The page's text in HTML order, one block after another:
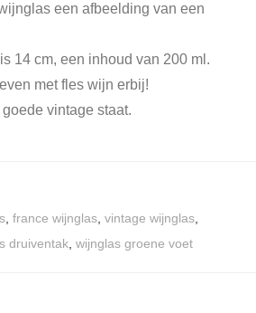
een afbeelding van een
14 cm, een inhoud van 200 ml.
met fles wijn erbij!
vintage staat.
france wijnglas vintage wijnglas
druiventak wijnglas groene voet